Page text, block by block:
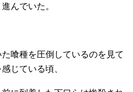
んでいた。
喰種を圧倒しているのを見て
じている頃、